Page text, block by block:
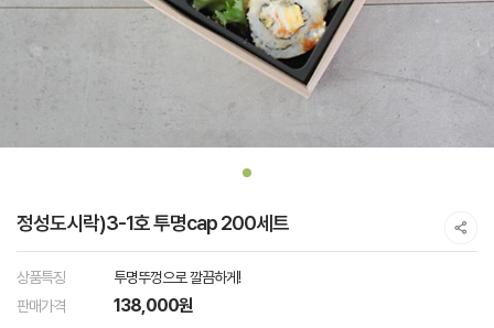
정성도시락)3-1호 투명cap 200세트
상품특징
투명뚜껑으로 깔끔하게!
판매가격
138,000원